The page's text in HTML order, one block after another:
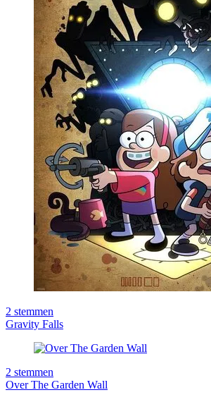
2 stemmen
Gravity Falls
2 stemmen
Over The Garden Wall